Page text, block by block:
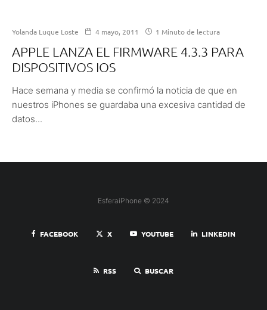
Yolanda Luque Loste 4 mayo, 2011 1 Minuto de lectura
APPLE LANZA EL FIRMWARE 4.3.3 PARA
DISPOSITIVOS IOS
Hace semana y media se confirmó la noticia de que en
nuestros iPhones se guardaba una excesiva cantidad de
datos...
EsferaiPhone © 2024
FACEBOOK X YOUTUBE LINKEDIN
RSS BUSCAR